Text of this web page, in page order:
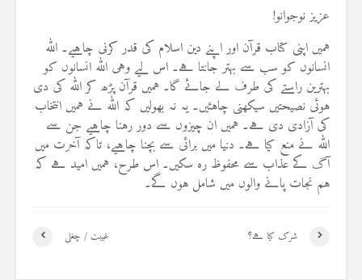
عزیز نوجوانو!
ہمیں اپنی کتاب قرآن اور اپنے دین اسلام کی قدر کرنی چاہیے۔ اللہ
انسانوں کو سب سے بہتر جانتا ہے۔ اس لیے وہی اللہ انسانوں کو
بہترین راستے کی طرف لے جائے گا۔ ہمیں قرآن پڑھ کر اللہ کی دی
ہوئی نصیحتیں سیکھنی چاہئیں۔ یہ نہ بھولیں کہ اللہ نے ہمیں انتخاب
کی آزادی دی ہے۔ ہمیں ان چیزوں سے دور رہنا چاہیے جن سے
اللہ نے منع کیا ہے۔ دنیا میں برائی سے بچنا چاہیے، تاکہ آخرت میں
آگ کے عذاب سے محفوظ رہ سکیں۔ اس طرح، ہمیں امید ہے کہ
ہم نجات پانے والوں میں شامل ہوں گے۔
غیبت / چغلی شرک کیا ہے؟